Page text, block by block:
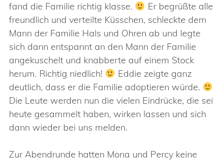
fand die Familie richtig klasse.
Er begrüßte alle
freundlich und verteilte Küsschen, schleckte dem
Mann der Familie Hals und Ohren ab und legte
sich dann entspannt an den Mann der Familie
angekuschelt und knabberte auf einem Stock
herum. Richtig niedlich!
Eddie zeigte ganz
deutlich, dass er die Familie adoptieren würde.
Die Leute werden nun die vielen Eindrücke, die sei
heute gesammelt haben, wirken lassen und sich
dann wieder bei uns melden.
Zur Abendrunde hatten Mona und Percy keine